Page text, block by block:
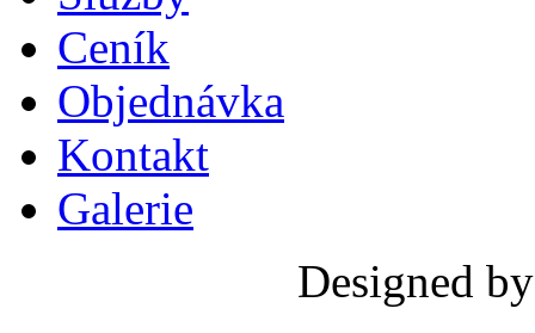
Ceník
Objednávka
Kontakt
Galerie
Designed